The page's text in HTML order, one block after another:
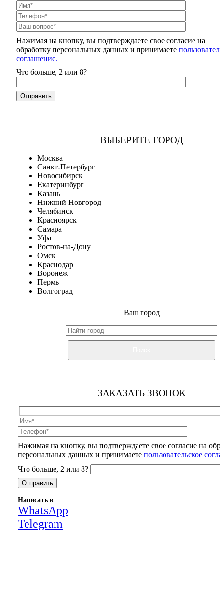
Нажимая на кнопку, вы подтверждаете свое согласие на
обработку персональных данных и принимаете
соглашение.
Что больше, 2 или 8?
ВЫБЕРИТЕ ГОРОД
Москва
Санкт-Петербург
Новосибирск
Екатеринбург
Казань
Нижний Новгород
Челябинск
Красноярск
Самара
Уфа
Ростов-на-Дону
Омск
Краснодар
Воронеж
Пермь
Волгоград
Ваш город
ЗАКАЗАТЬ ЗВОНОК
Нажимая на кнопку, вы подтверждаете свое согласие на
персональных данных и принимаете пользовательское
Что больше, 2 или 8?
Написать в
WhatsApp
Telegram